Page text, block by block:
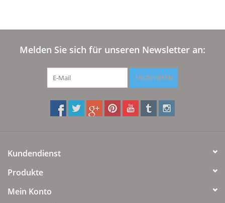
Melden Sie sich für unseren Newsletter an:
ABONNIEREN
Kundendienst
Produkte
Mein Konto